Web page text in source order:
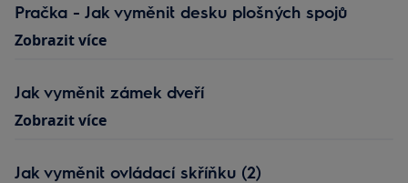
Pračka - Jak vyměnit desku plošných spojů
Zobrazit více
Jak vyměnit zámek dveří
Zobrazit více
Jak vyměnit ovládací skříňku (2)